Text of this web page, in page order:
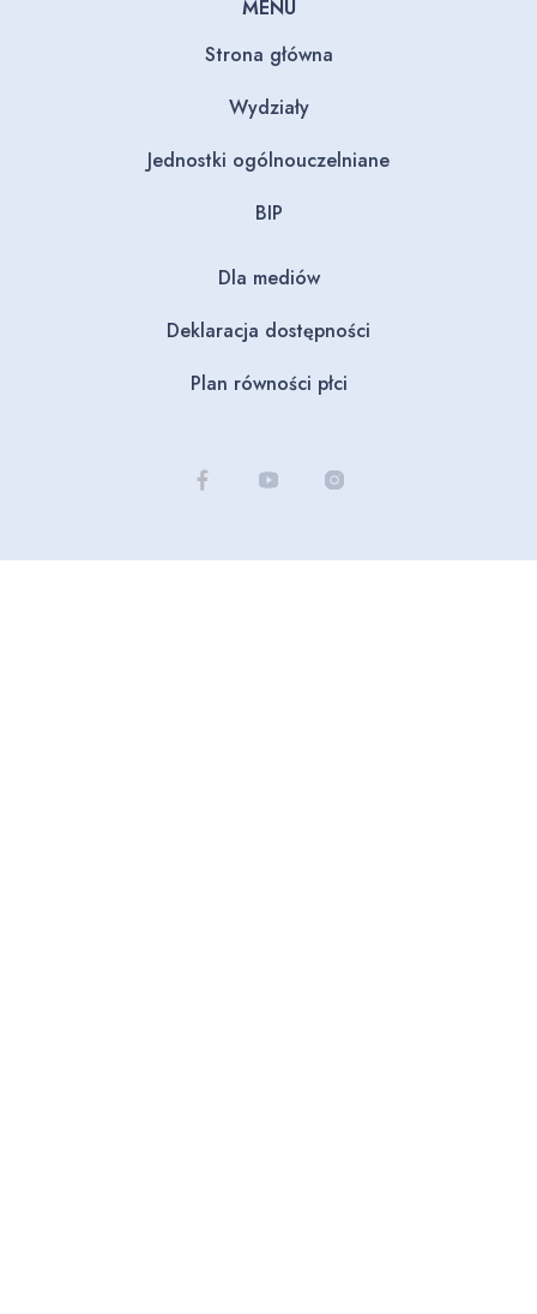
MENU
Strona główna
Wydziały
Jednostki ogólnouczelniane
BIP
Dla mediów
Deklaracja dostępności
Plan równości płci